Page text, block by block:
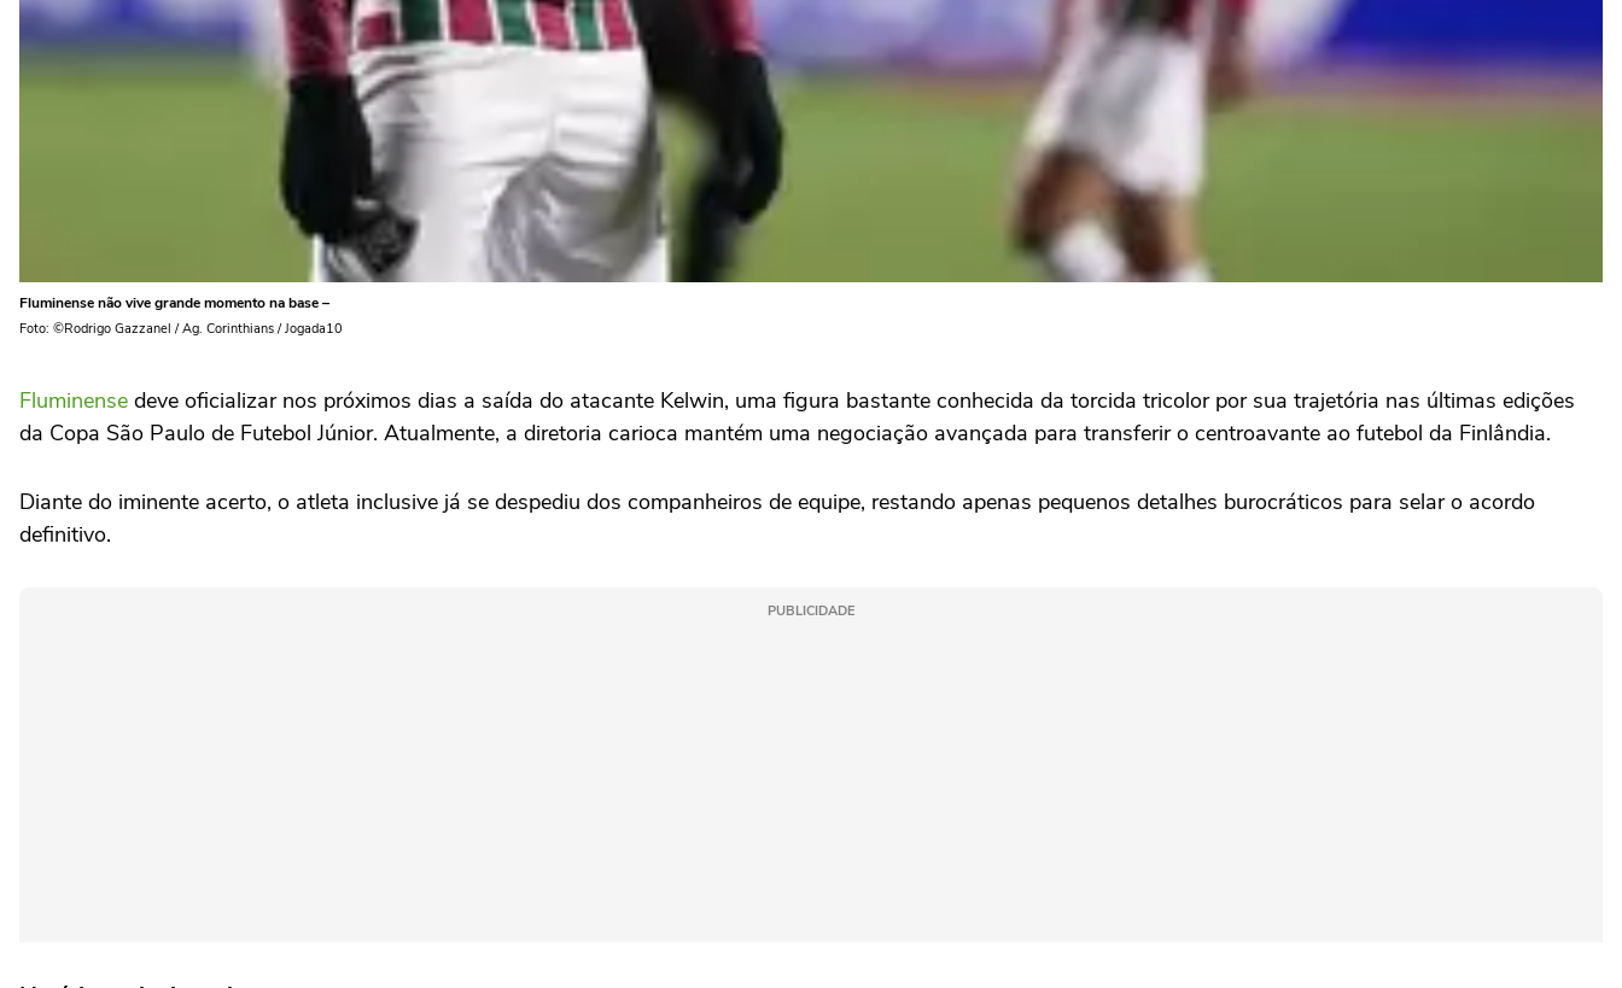
Fluminense não vive grande momento na base –
Foto: ©Rodrigo Gazzanel / Ag. Corinthians / Jogada10
Fluminense deve oficializar nos próximos dias a saída do atacante Kelwin, uma figura bastante conhecida da torcida tricolor por sua trajetória nas últimas edições
da Copa São Paulo de Futebol Júnior. Atualmente, a diretoria carioca mantém uma negociação avançada para transferir o centroavante ao futebol da Finlândia.
Diante do iminente acerto, o atleta inclusive já se despediu dos companheiros de equipe, restando apenas pequenos detalhes burocráticos para selar o acordo
definitivo.
PUBLICIDADE